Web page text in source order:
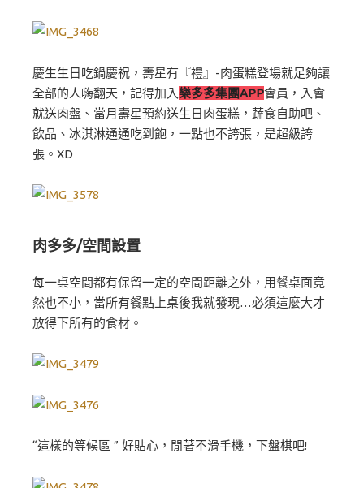
慶生生日吃鍋慶祝，壽星有『禮』-肉蛋糕登場就足夠讓
全部的人嗨翻天，記得加入樂多多集團APP會員，入會
就送肉盤、當月壽星預約送生日肉蛋糕，蔬食自助吧、
飲品、冰淇淋通通吃到飽，一點也不誇張，是超級誇
張。XD
肉多多/空間設置
每一桌空間都有保留一定的空間距離之外，用餐桌面竟
然也不小，當所有餐點上桌後我就發現…必須這麼大才
放得下所有的食材。
“這樣的等候區 ” 好貼心，閒著不滑手機，下盤棋吧!